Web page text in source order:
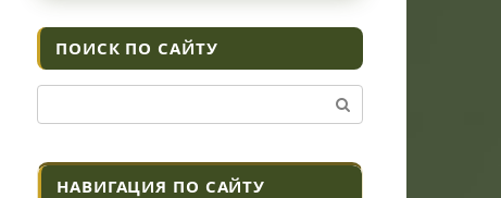
ПОИСК ПО САЙТУ
НАВИГАЦИЯ ПО САЙТУ